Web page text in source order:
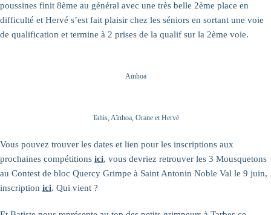
poussines finit 8ème au général avec une très belle 2ème place en
difficulté et Hervé s’est fait plaisir chez les séniors en sortant une voie
de qualification et termine à 2 prises de la qualif sur la 2ème voie.
Aïnhoa
Tahis, Aïnhoa, Orane et Hervé
Vous pouvez trouver les dates et lien pour les inscriptions aux
prochaines compétitions ici, vous devriez retrouver les 3 Mousquetons
au Contest de bloc Quercy Grimpe à Saint Antonin Noble Val le 9 juin,
inscription ici. Qui vient ?